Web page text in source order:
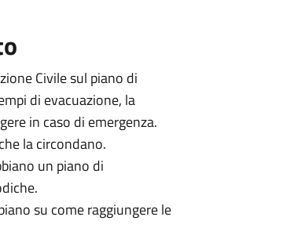
Civile sul piano di
di evacuazione, la
in caso di emergenza.
la circondano.
un piano di
su come raggiungere le